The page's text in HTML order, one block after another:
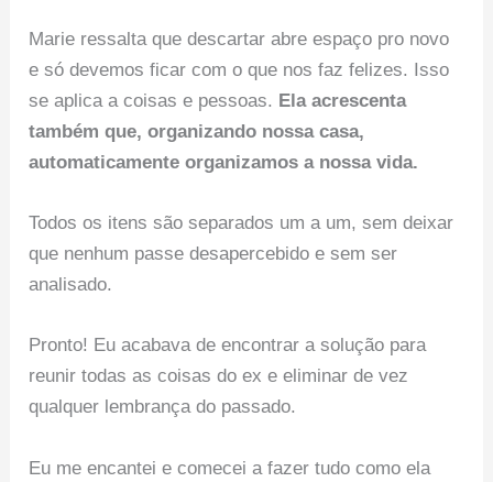
Marie ressalta que descartar abre espaço pro novo
e só devemos ficar com o que nos faz felizes. Isso
se aplica a coisas e pessoas. Ela acrescenta
também que, organizando nossa casa,
automaticamente organizamos a nossa vida.
Todos os itens são separados um a um, sem deixar
que nenhum passe desapercebido e sem ser
analisado.
Pronto! Eu acabava de encontrar a solução para
reunir todas as coisas do ex e eliminar de vez
qualquer lembrança do passado.
Eu me encantei e comecei a fazer tudo como ela